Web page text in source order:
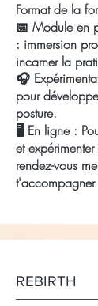
Format de la
📅 Module en
: immersion
incarner la
🎧
pour
posture.
🖥️ En ligne :
etexpérimenter
rendez-vous
t'accompagner
REBIRTH